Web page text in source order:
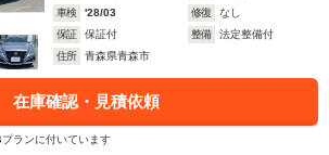
車検
'28/03 修復
なし
保証
保証付 整備
法定整備付
住所
青森県青森市
在庫確認・見積依頼
ランに付いています